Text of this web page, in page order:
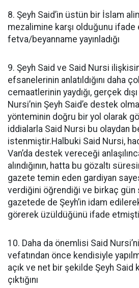
8. Şeyh Said’in üstün bir İslam
mezalimine karşı olduğunu ifade
fetva/beyanname yayınladığı
9. Şeyh Said ve Said Nursi
efsanelerinin anlatıldığını daha
cemaatlerinin yaydığı, gerçek
Nursi’nin Şeyh Said’e destek
yönteminin doğru bir yol olarak
iddialarla Said Nursi bu olaydan
istenmiştir.Halbuki Said Nursi,
Van’da destek vereceği
alındığının, hatta bu gözaltı
gazete temin eden gardiyan
verdiğini öğrendiği ve birkaç
gazetede de Şeyh’in idam
görerek üzüldüğünü ifade
10. Daha da önemlisi Said
vefatından önce kendisiyle
açık ve net bir şekilde Şeyh Said
çıktığını